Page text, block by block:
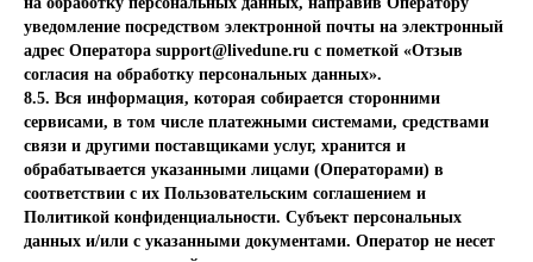
уведомление посредством электронной почты на электронный
адрес Оператора support@livedune.ru с пометкой «Отзыв
согласия на обработку персональных данных».
8.5. Вся информация, которая собирается сторонними
сервисами, в том числе платежными системами, средствами
связи и другими поставщиками услуг, хранится и
обрабатывается указанными лицами (Операторами) в
соответствии с их Пользовательским соглашением и
Политикой конфиденциальности. Субъект персональных
данных и/или с указанными документами. Оператор не несет